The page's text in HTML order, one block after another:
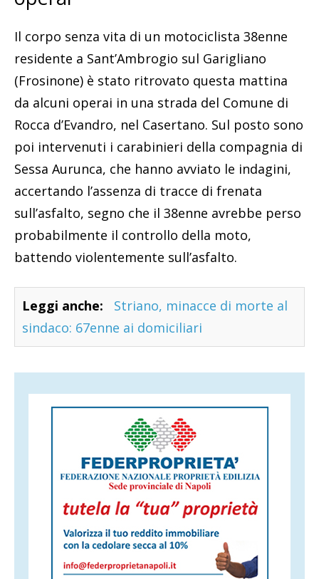
Il corpo senza vita di un motociclista 38enne
residente a Sant’Ambrogio sul Garigliano
(Frosinone) è stato ritrovato questa mattina
da alcuni operai in una strada del Comune di
Rocca d’Evandro, nel Casertano. Sul posto sono
poi intervenuti i carabinieri della compagnia di
Sessa Aurunca, che hanno avviato le indagini,
accertando l’assenza di tracce di frenata
sull’asfalto, segno che il 38enne avrebbe perso
probabilmente il controllo della moto,
battendo violentemente sull’asfalto.
Leggi anche:
Striano, minacce di morte al
sindaco: 67enne ai domiciliari